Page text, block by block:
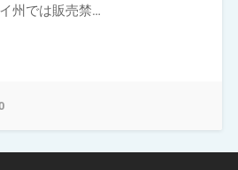
州では販売禁…